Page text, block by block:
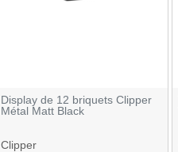
Display de 12 briquets Clipper
Métal Matt Black
Clipper